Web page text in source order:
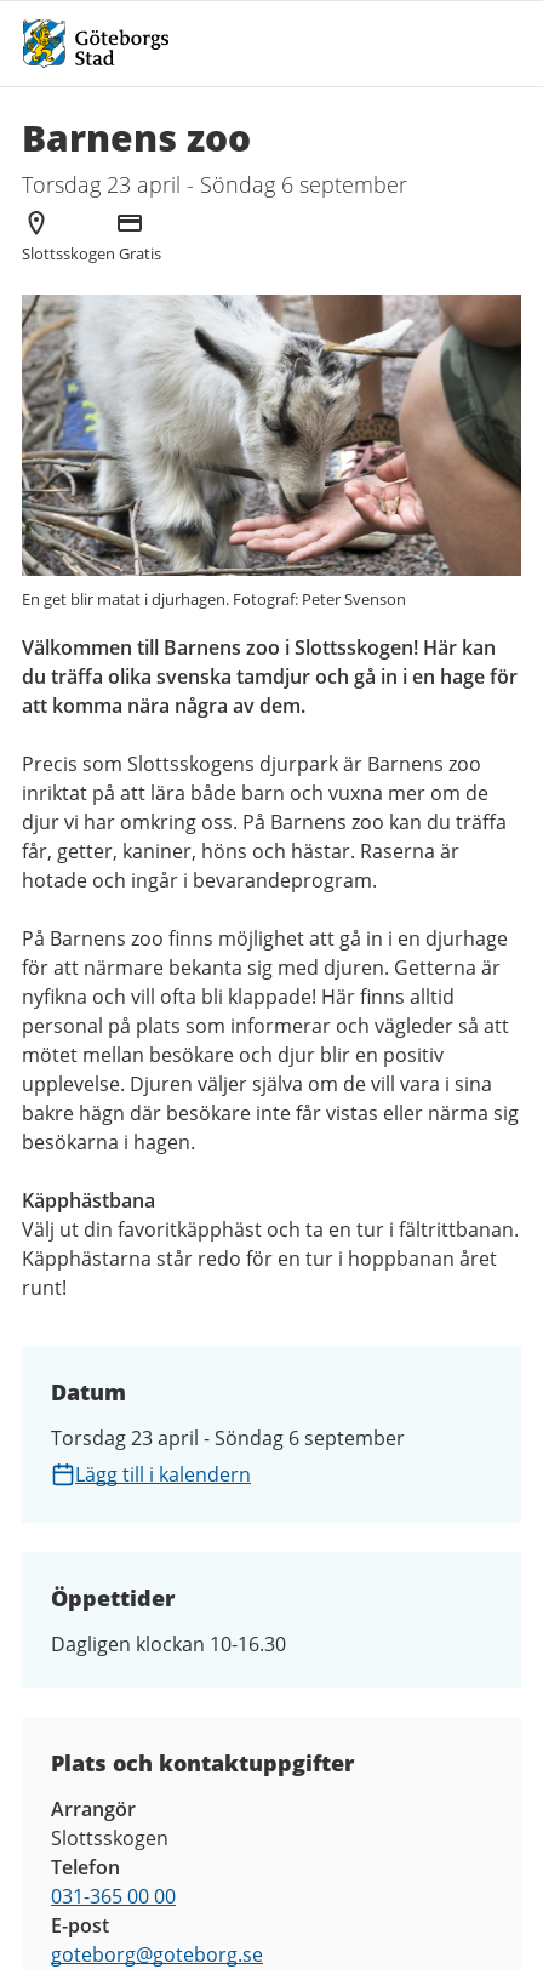
Barnens zoo
Torsdag 23 april - Söndag 6 september
Arrangör
Slottsskogen
Kostnad
Gratis
En get blir matat i djurhagen. Fotograf: Peter Svenson
Välkommen till Barnens zoo i Slottsskogen! Här kan
du träffa olika svenska tamdjur och gå in i en hage för
att komma nära några av dem.
Precis som Slottsskogens djurpark är Barnens zoo
inriktat på att lära både barn och vuxna mer om de
djur vi har omkring oss. På Barnens zoo kan du träffa
får, getter, kaniner, höns och hästar. Raserna är
hotade och ingår i bevarandeprogram.
På Barnens zoo finns möjlighet att gå in i en djurhage
för att närmare bekanta sig med djuren. Getterna är
nyfikna och vill ofta bli klappade! Här finns alltid
personal på plats som informerar och vägleder så att
mötet mellan besökare och djur blir en positiv
upplevelse. Djuren väljer själva om de vill vara i sina
bakre hägn där besökare inte får vistas eller närma sig
besökarna i hagen.
Käpphästbana
Välj ut din favoritkäpphäst och ta en tur i fältrittbanan.
Käpphästarna står redo för en tur i hoppbanan året
runt!
Datum
Torsdag 23 april - Söndag 6 september
Lägg till i kalendern
Öppettider
Dagligen klockan 10-16.30
Plats och kontaktuppgifter
Arrangör
Slottsskogen
Telefon
031-365 00 00
E-post
goteborg@goteborg.se